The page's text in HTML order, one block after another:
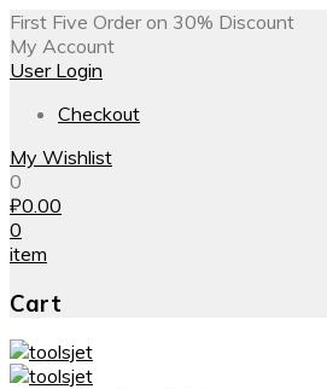
First Five Order on 30% Discount
My Account
User Login
Checkout
My Wishlist
0
₽0.00
0
item
Cart